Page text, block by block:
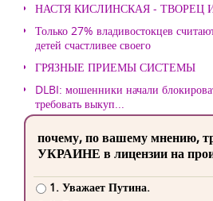
НАСТЯ КИСЛИНСКАЯ - ТВОРЕЦ
Только 27% владивостокцев
детей счастливее своего
ГРЯЗНЫЕ ПРИЕМЫ СИСТЕМЫ
DLBI: мошенники начали
требовать выкуп...
почему, по вашему мнению,
УКРАИНЕ в лицензии на
1. Уважает Путина.